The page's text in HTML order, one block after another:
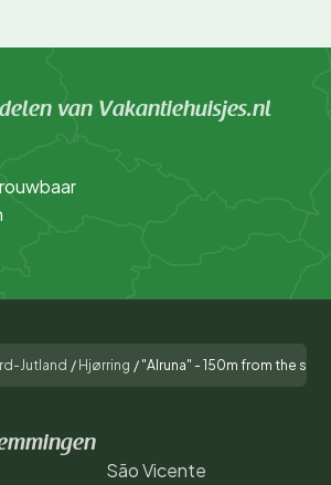
van Vakantiehuisjes.nl
Jutland / Hjørring / "Alruna" - 150m from the sea
São Vicente